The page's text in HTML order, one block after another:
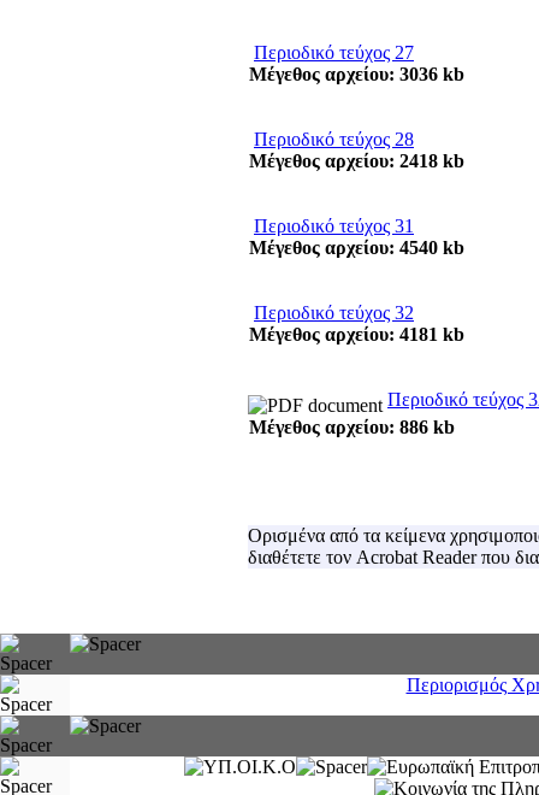
Περιοδικό τεύχος 27
Μέγεθος αρχείου: 3036 kb
Περιοδικό τεύχος 28
Μέγεθος αρχείου: 2418 kb
Περιοδικό τεύχος 31
Μέγεθος αρχείου: 4540 kb
Περιοδικό τεύχος 32
Μέγεθος αρχείου: 4181 kb
Περιοδικό τεύχος
Μέγεθος αρχείου: 886 kb
Ορισμένα από τα κείμενα
διαθέτετε τον Acrobat Reader που
Περιορισμός